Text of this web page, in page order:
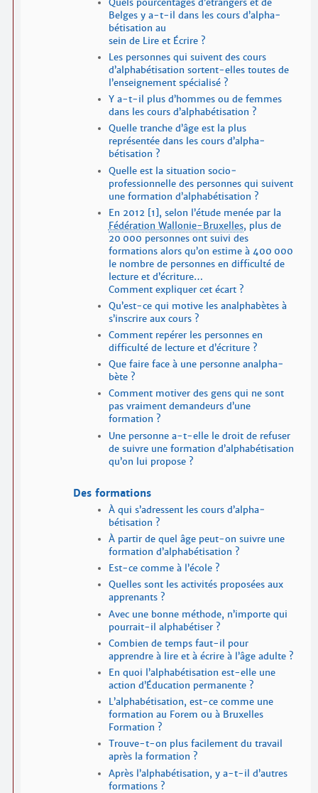
Belges y a-t-il dans les cours d’alpha­
bétisation au
sein de Lire et Écrire ?
Les personnes qui suivent des cours
d’alpha­bétisation sortent-elles toutes de
l’enseignement spécialisé ?
Y a-t-il plus d’hommes ou de femmes
dans les cours d’alpha­bétisation ?
Quelle tranche d’âge est la plus
représentée dans les cours d’alpha­
bétisation ?
Quelle est la situation socio­
professionnelle des personnes qui suivent
une formation d’alpha­bétisation ?
En 2012[1], selon l’étude menée par la
Fédération Wallonie-Bruxelles, plus de
20 000 personnes ont suivi des
formations alors qu’on estime à 400 000
le nombre de personnes en difficulté de
lecture et d’écriture…
Comment expliquer cet écart ?
Qu’est-ce qui motive les analpha­bètes à
s’inscrire aux cours ?
Comment repérer les personnes en
difficulté de lecture et d’écriture ?
Que faire face à une personne analpha­
bète ?
Comment motiver des gens qui ne sont
pas vraiment demandeurs d’une
formation ?
Une personne a-t-elle le droit de refuser
de suivre une formation d’alpha­bétisation
qu’on lui propose ?
Des formations
À qui s’adressent les cours d’alpha­
bétisation ?
À partir de quel âge peut-on suivre une
formation d’alpha­bétisation ?
Est-ce comme à l’école ?
Quelles sont les activités proposées aux
apprenants ?
Avec une bonne méthode, n’importe qui
pourrait-il alpha­bétiser ?
Combien de temps faut-il pour
apprendre à lire et à écrire à l’âge adulte ?
En quoi l’alpha­bétisation est-elle une
action d’Éducation permanente ?
L’alpha­bétisation, est-ce comme une
formation au Forem ou à Bruxelles
Formation ?
Trouve-t-on plus facilement du travail
après la formation ?
Après l’alpha­bétisation, y a-t-il d’autres
formations ?